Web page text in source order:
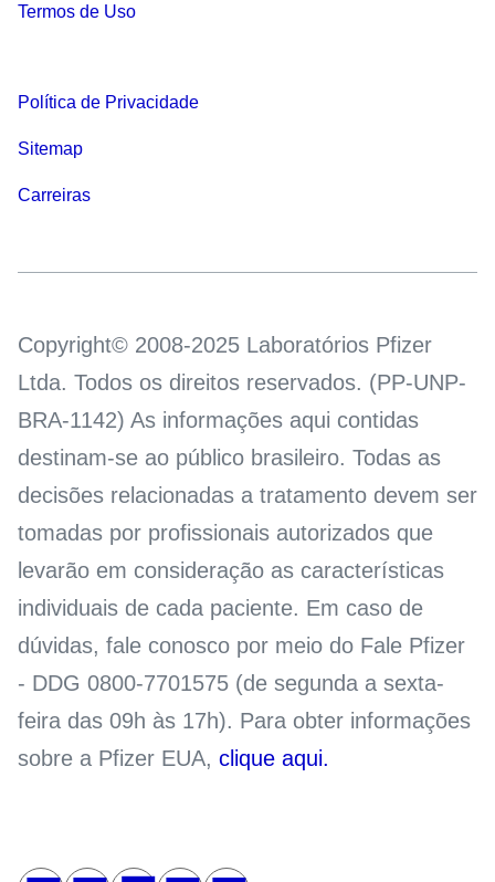
Termos de Uso
Política de Privacidade
Sitemap
Carreiras
Copyright© 2008-2025 Laboratórios Pfizer
Ltda. Todos os direitos reservados. (PP-UNP-
BRA-1142) As informações aqui contidas
destinam-se ao público brasileiro. Todas as
decisões relacionadas a tratamento devem ser
tomadas por profissionais autorizados que
levarão em consideração as características
individuais de cada paciente. Em caso de
dúvidas, fale conosco por meio do Fale Pfizer
- DDG 0800-7701575 (de segunda a sexta-
feira das 09h às 17h). Para obter informações
sobre a Pfizer EUA, clique aqui.